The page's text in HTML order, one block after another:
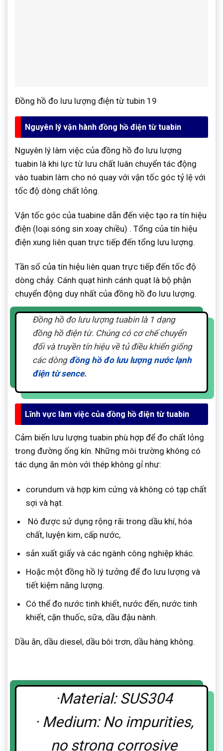
Đồng hồ đo lưu lượng điện từ tubin 19
Nguyên lý vận hành đồng hồ điện từ tuabin
Nguyên lý làm việc của đồng hồ đo lưu lượng
tuabin là khi lực từ lưu chất luân chuyển tác động
vào tuabin làm cho nó quay với vận tốc góc tỷ lệ với
tốc độ dòng chất lỏng.
Vận tốc góc của tuabine dẫn đến việc tạo ra tín hiệu
điện (loại sóng sin xoay chiều) . Tổng của tín hiệu
điện xung liên quan trực tiếp đến tổng lưu lượng.
Tần số của tín hiệu liên quan trực tiếp đến tốc độ
dòng chảy. Cánh quạt hình cánh quạt là bộ phận
chuyển động duy nhất của đồng hồ đo lưu lượng.
Đồng hồ đo lưu lượng tuabin là 1 dạng
đồng hồ điện từ. Chúng có cơ chế chuyển
đổi và truyền tín hiệu về tủ điều khiển giống
các dòngđồng hồ đo lưu lượng nước lạnh
điện từ sence.
Lĩnh vực làm việc của đồng hồ điện từ tuabin
Cảm biến lưu lượng tuabin phù hợp để đo chất lỏng
trong đường ống kín. Những môi trường không có
tác dụng ăn mòn với thép không gỉ như:
corundum và hợp kim cứng và không có tạp chất
sợi và hạt.
Nó được sử dụng rộng rãi trong dầu khí, hóa
chất, luyện kim, cấp nước,
sản xuất giấy và các ngành công nghiệp khác.
Hoặc một đồng hồ lý tưởng để đo lưu lượng và
tiết kiệm năng lượng.
Có thể đo nước tinh khiết, nước đến, nước tinh
khiết, cặn thuốc, sữa, dầu đậu nành.
Dầu ăn, dầu diesel, dầu bôi trơn, dầu hàng không.
·Material: SUS304
· Medium: No impurities,
no strong corrosive